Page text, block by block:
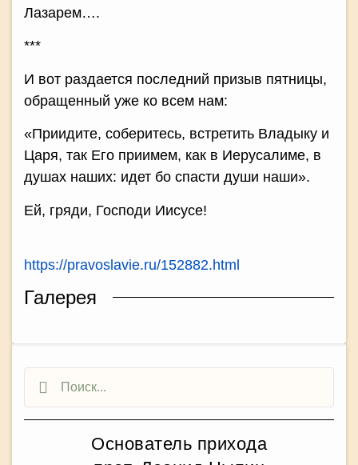
Основатель прихода
Лазарем….
***
И вот раздается последний призыв пятницы,
обращенный уже ко всем нам:
«Приидите, соберитесь, встретить Владыку и
Царя, так Его приимем, как в Иерусалиме, в
душах наших: идет бо спасти души наши».
Ей, гряди, Господи Иисусе!
https://pravoslavie.ru/152882.html
Галерея